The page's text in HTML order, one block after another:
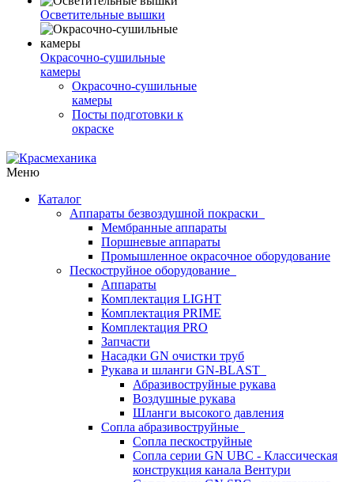
Осветительные вышки
Окрасочно-сушильные
камеры
Окрасочно-сушильные
камеры
Посты подготовки к
окраске
Меню
Каталог
Аппараты безвоздушной покраски
Мембранные аппараты
Поршневые аппараты
Промышленное окрасочное оборудование
Пескоструйное оборудование
Аппараты
Комплектация LIGHT
Комплектация PRIME
Комплектация PRO
Запчасти
Насадки GN очистки труб
Рукава и шланги GN-BLAST
Абразивоструйные рукава
Воздушные рукава
Шланги высокого давления
Сопла абразивоструйные
Сопла пескоструйные
Сопла серии GN UBC - Классическая
конструкция канала Вентури